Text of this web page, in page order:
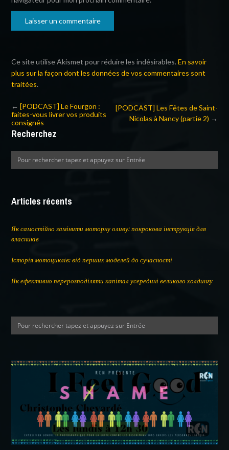
Ce site utilise Akismet pour réduire les indésirables.En savoir
plus sur la façon dont les données de vos commentaires sont
traitées.
←[PODCAST] Le Fourgon :
faites-vous livrer vos produits
consignés
[PODCAST] Les Fêtes de Saint-
Nicolas à Nancy (partie 2) →
Recherchez
Articles récents
Як самостійно замінити моторну оливу: покрокова інструкція для
власників
Історія мотоциклів: від перших моделей до сучасності
Як ефективно перерозподіляти капітал усередині великого холдингу